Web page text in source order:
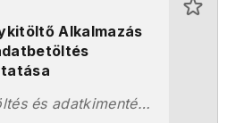
Alkalmazás
ONYA_adatbetöltés és adatkimentés bemutatása.pdf